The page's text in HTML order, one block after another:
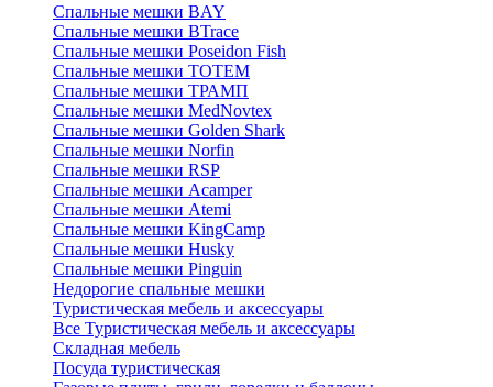
Спальные мешки BAY
Спальные мешки BTrace
Спальные мешки Poseidon Fish
Спальные мешки ТОТЕМ
Спальные мешки ТРАМП
Cпальные мешки MedNovtex
Спальные мешки Golden Shark
Спальные мешки Norfin
Спальные мешки RSP
Спальные мешки Acamper
Спальные мешки Atemi
Спальные мешки KingCamp
Спальные мешки Husky
Спальные мешки Pinguin
Недорогие спальные мешки
Туристическая мебель и аксессуары
Все Туристическая мебель и аксессуары
Складная мебель
Посуда туристическая